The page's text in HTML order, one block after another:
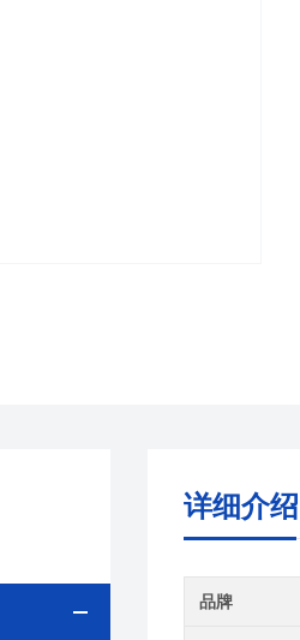
详细介绍
品牌